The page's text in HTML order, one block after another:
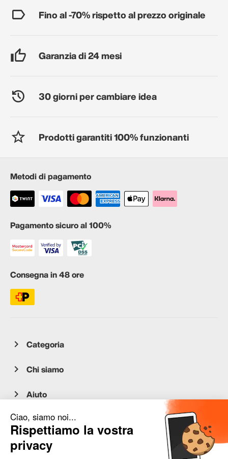
Fino al -70% rispetto al prezzo originale
Garanzia di 24 mesi
30 giorni per cambiare idea
Prodotti garantiti 100% funzionanti
Metodi di pagamento
Pagamento sicuro al 100%
Consegna in 48 ore
Categoria
Chi siamo
Aiuto
Servizio clienti
occasion.migros.mobile@recommerce.com